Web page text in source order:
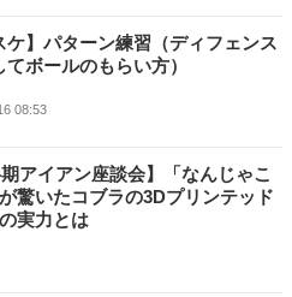
ケ】パターン練習（ディフェンス
てボールのもらい方）
08:53
期アイアン座談会】「なんじゃこ
驚いたコブラの3Dプリンテッド
実力とは